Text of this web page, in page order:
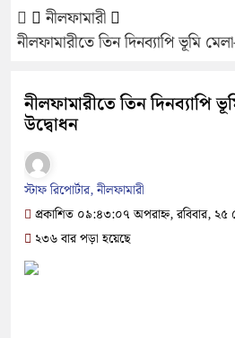
নীলফামারী
নীলফামারীতে তিন দিনব্যাপি ভূমি
নীলফামারীতে তিন দিনব্যাপি
উদ্বোধন
স্টাফ রিপোর্টার, নীলফামারী
প্রকাশিত ০৯:৪৩:০৭ অপরাহ্ন, রবিবার, ২৫
২৩৬ বার পড়া হয়েছে